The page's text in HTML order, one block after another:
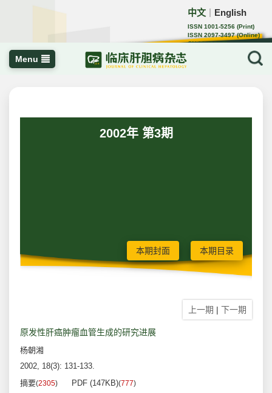
中文 English
ISSN 1001-5256 (Print)
ISSN 2097-3497 (Online)
CN 22-1108/R
Menu
2002年 第3期
本期封面 本期目录
上一期 | 下一期
原发性肝癌肿瘤血管生成的研究进展
杨朝湘
2002, 18(3): 131-133.
摘要(2305) PDF (147KB)(777)